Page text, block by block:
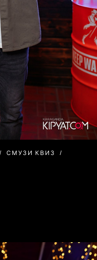
СМУЗИ КВИЗ